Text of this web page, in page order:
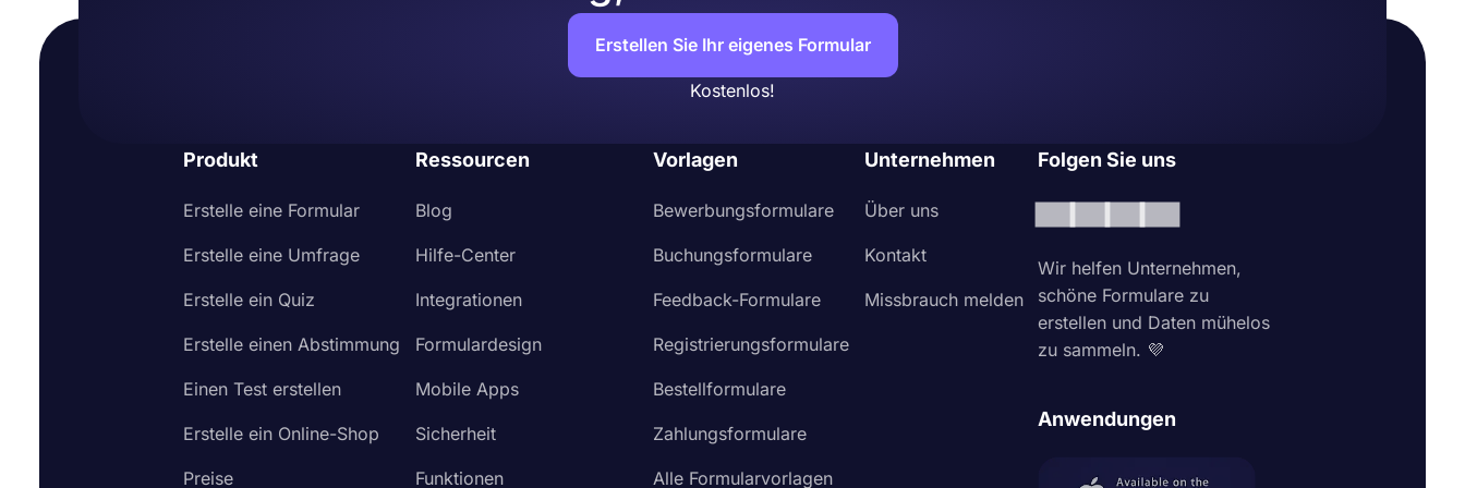
Erstellen Sie Ihr eigenes Formular
Kostenlos!
Produkt
Erstelle eine Formular
Erstelle eine Umfrage
Erstelle ein Quiz
Erstelle einen Abstimmung
Einen Test erstellen
Erstelle ein Online-Shop
Preise
Ressourcen
Blog
Hilfe-Center
Integrationen
Formulardesign
Mobile Apps
Sicherheit
Funktionen
Vorlagen
Bewerbungsformulare
Buchungsformulare
Feedback-Formulare
Registrierungsformulare
Bestellformulare
Zahlungsformulare
Alle Formularvorlagen
Unternehmen
Über uns
Kontakt
Missbrauch melden
Folgen Sie uns
Wir helfen Unternehmen,
schöne Formulare zu
erstellen und Daten mühelos
zu sammeln. 💜
Anwendungen